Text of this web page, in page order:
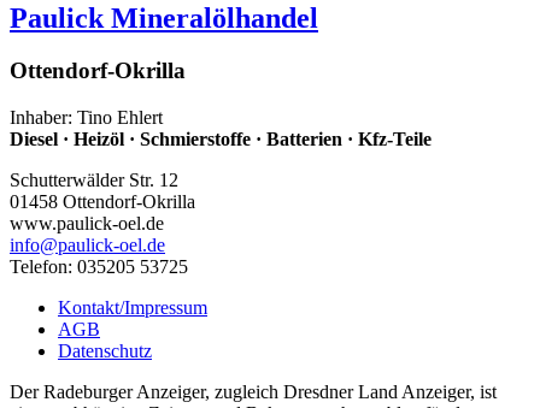
Paulick Mineralölhandel
Ottendorf-Okrilla
Inhaber: Tino Ehlert
Diesel · Heizöl · Schmierstoffe · Batterien · Kfz-Teile
Schutterwälder Str. 12
01458 Ottendorf-Okrilla
www.paulick-oel.de
info@paulick-oel.de
Telefon: 035205 53725
Kontakt/Impressum
AGB
Datenschutz
Der Radeburger Anzeiger, zugleich Dresdner Land Anzeiger, ist